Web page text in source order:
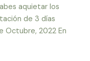
aquietar los
de 3 días
Octubre, 2022 En